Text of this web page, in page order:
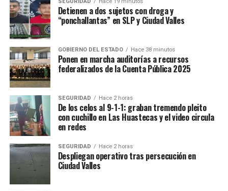
SEGURIDAD Hace 19 minutos
Detienen a dos sujetos con droga y
“ponchallantas” en SLP y Ciudad Valles
GOBIERNO DEL ESTADO Hace 38 minutos
Ponen en marcha auditorías a recursos
federalizados de la Cuenta Pública 2025
SEGURIDAD Hace 2 horas
De los celos al 9-1-1: graban tremendo pleito
con cuchillo en Las Huastecas y el video circula
en redes
SEGURIDAD Hace 2 horas
Despliegan operativo tras persecución en
Ciudad Valles